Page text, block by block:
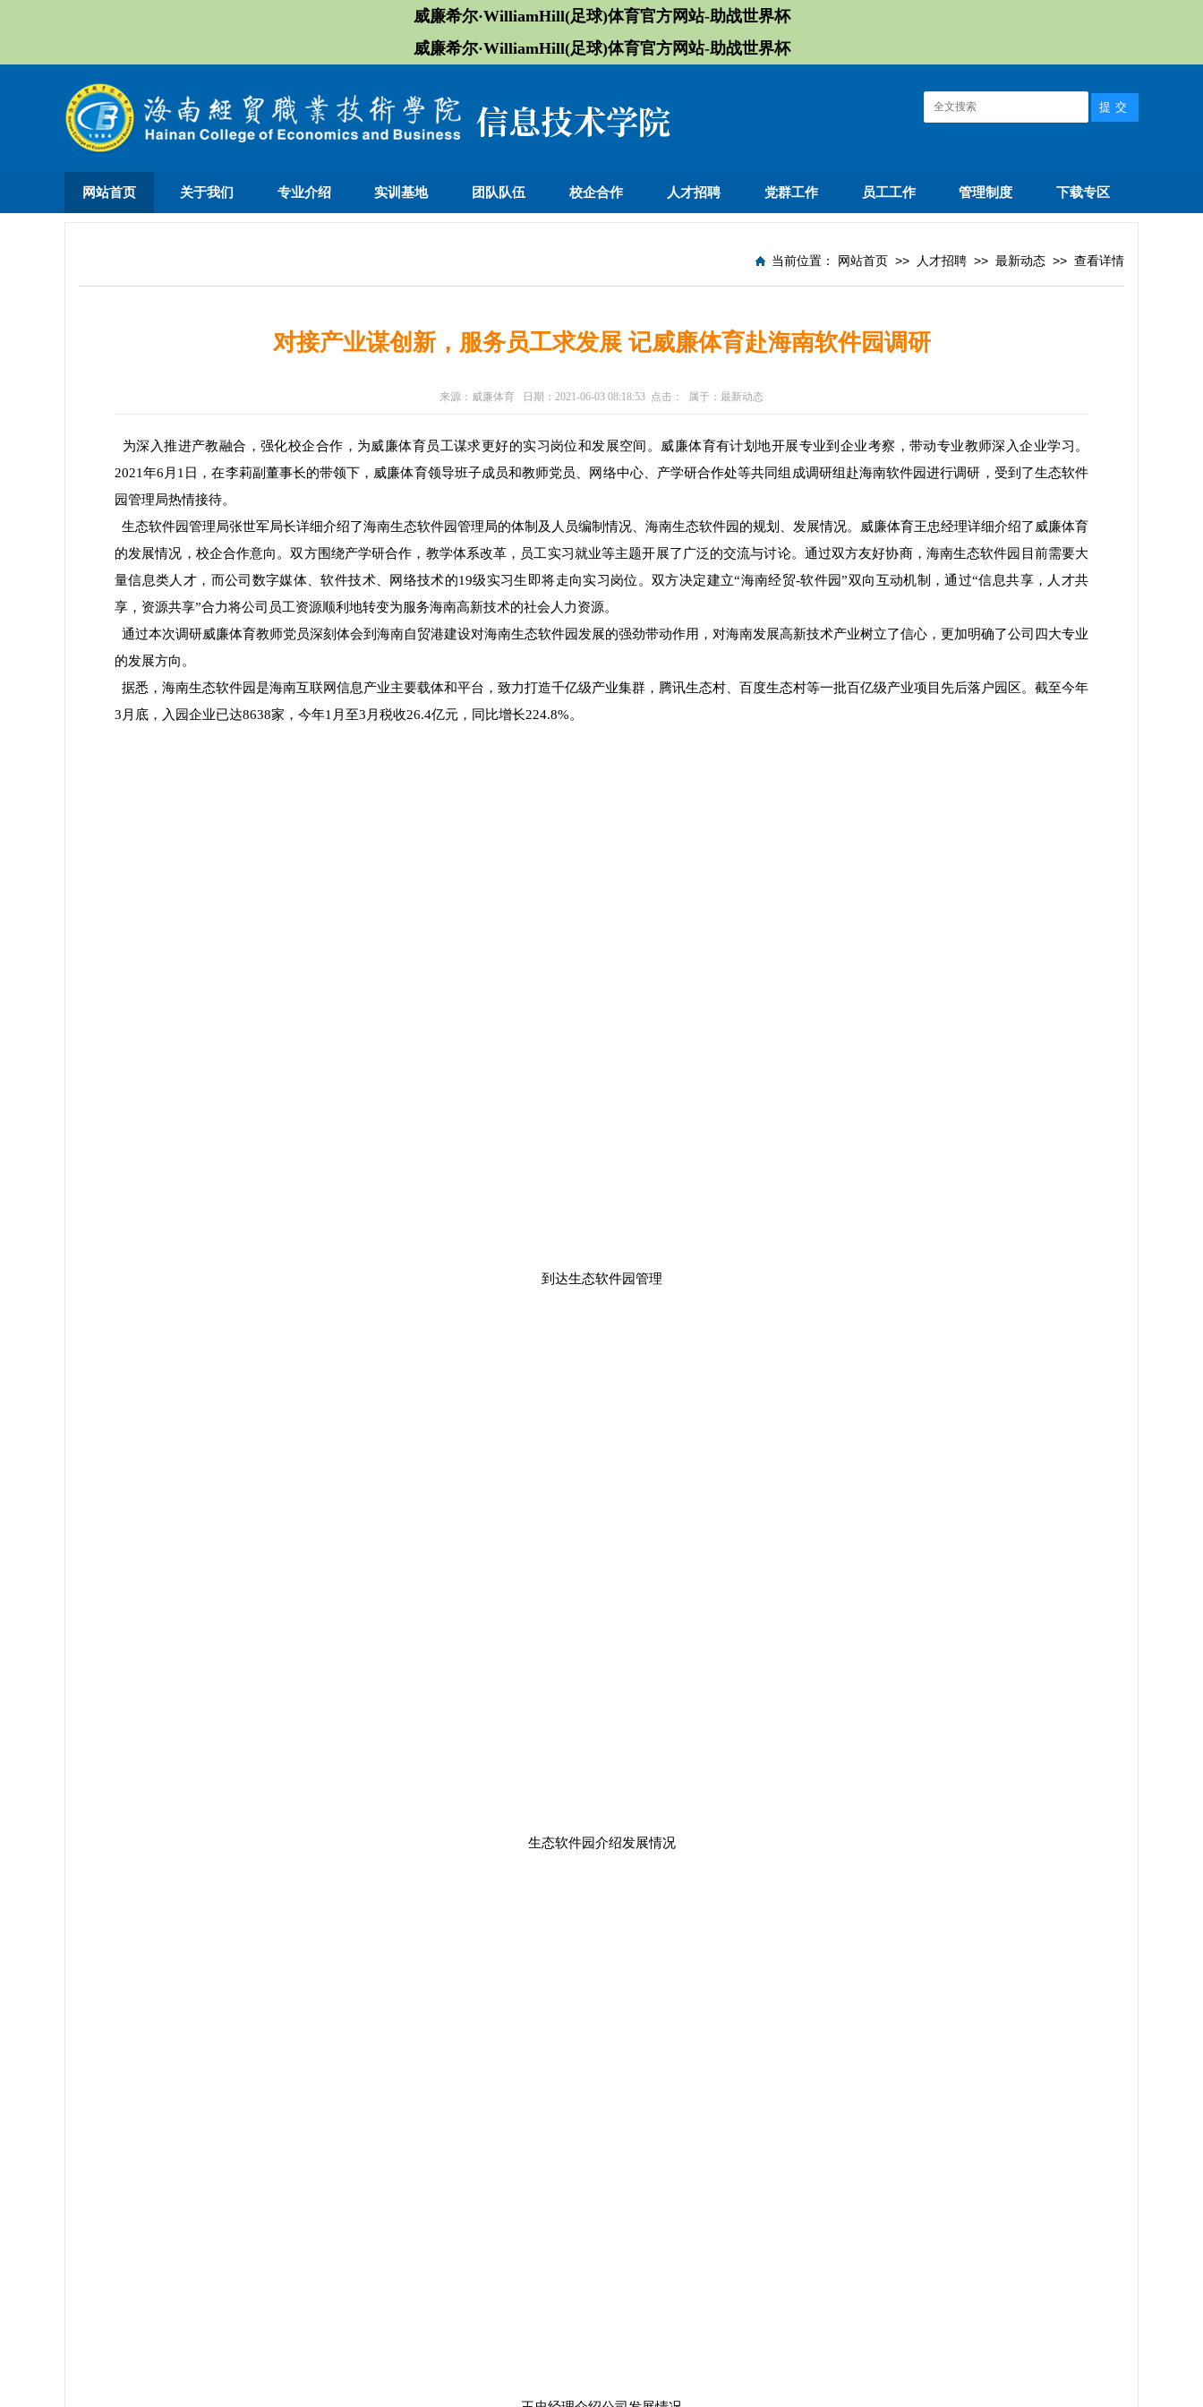
威廉希尔·WilliamHill(足球)体育官方网站-助战世界杯
威廉希尔·WilliamHill(足球)体育官方网站-助战世界杯
网站首页 关于我们 专业介绍 实训基地 团队队伍 校企合作 人才招聘 党群工作 员工工作 管理制度 下载专区
当前位置： 网站首页 >> 人才招聘 >> 最新动态 >> 查看详情
对接产业谋创新，服务员工求发展 记威廉体育赴海南软件园调研
来源： 威廉体育 日期： 2021-06-03 08:18:53 点击： 属于： 最新动态
为深入推进产教融合，强化校企合作，为威廉体育员工谋求更好的实习岗位和发展空间。威廉体育有计划地开展专业到企业考察，带动专业教师深入企业学习。
2021年6月1日，在李莉副董事长的带领下，威廉体育领导班子成员和教师党员、网络中心、产学研合作处等共同组成调研组赴海南软件园进行调研，受到了生态软件
园管理局热情接待。
生态软件园管理局张世军局长详细介绍了海南生态软件园管理局的体制及人员编制情况、海南生态软件园的规划、发展情况。威廉体育王忠经理详细介绍了威廉体育
的发展情况，校企合作意向。双方围绕产学研合作，教学体系改革，员工实习就业等主题开展了广泛的交流与讨论。通过双方友好协商，海南生态软件园目前需要大
量信息类人才，而公司数字媒体、软件技术、网络技术的19级实习生即将走向实习岗位。双方决定建立“海南经贸-软件园”双向互动机制，通过“信息共享，人才共
享，资源共享”合力将公司员工资源顺利地转变为服务海南高新技术的社会人力资源。
通过本次调研威廉体育教师党员深刻体会到海南自贸港建设对海南生态软件园发展的强劲带动作用，对海南发展高新技术产业树立了信心，更加明确了公司四大专业
的发展方向。
据悉，海南生态软件园是海南互联网信息产业主要载体和平台，致力打造千亿级产业集群，腾讯生态村、百度生态村等一批百亿级产业项目先后落户园区。截至今年
3月底，入园企业已达8638家，今年1月至3月税收26.4亿元，同比增长224.8%。
到达生态软件园管理
生态软件园介绍发展情况